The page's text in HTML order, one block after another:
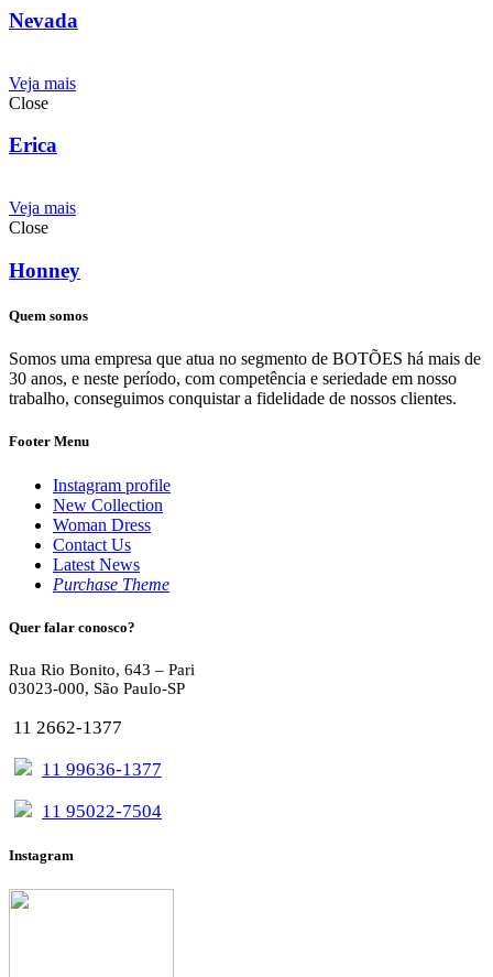
Nevada
Veja mais
Close
Erica
Veja mais
Close
Honney
Quem somos
Somos uma empresa que atua no segmento de BOTÕES há mais de
30 anos, e neste período, com competência e seriedade em nosso
trabalho, conseguimos conquistar a fidelidade de nossos clientes.
Footer Menu
Instagram profile
New Collection
Woman Dress
Contact Us
Latest News
Purchase Theme
Quer falar conosco?
Rua Rio Bonito, 643 – Pari
03023-000, São Paulo-SP
11 2662-1377
11 99636-1377
11 95022-7504
Instagram